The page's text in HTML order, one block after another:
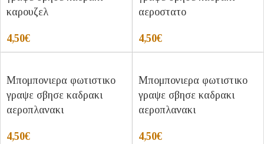
καρουζελ
4,50€
αεροστατο
4,50€
Μπομπονιερα φωτιστικο
γραψε σβησε καδρακι
αεροπλανακι
4,50€
Μπομπονιερα φωτιστικο
γραψε σβησε καδρακι
αεροπλανακι
4,50€